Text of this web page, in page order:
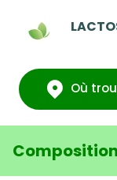
Où
Composition